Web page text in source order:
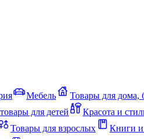
Мебель Товары для дома,
для детей Красота и
Товары для взрослых Книги и